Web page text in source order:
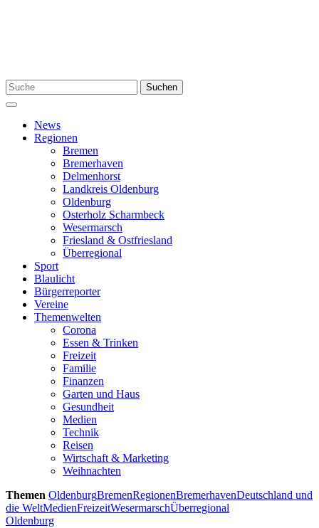
Suchen
nach:
Suchen
Menü
News
Regionen
Bremen
Bremerhaven
Delmenhorst
Landkreis Oldenburg
Oldenburg
Osterholz Scharmbeck
Wesermarsch
Friesland & Ostfriesland
Überregional
Sport
Blaulicht
Bürgerreporter
Vereine
Themenwelten
Corona
Essen & Trinken
Freizeit
Familie
Finanzen
Garten und Haus
Gesundheit
Medien
Technik
Reisen
Wirtschaft & Marketing
Weihnachten
Themen OldenburgBremenRegionenBremerhavenDeutschland und
die WeltMedienFreizeitWesermarschÜberregional
Oldenburg